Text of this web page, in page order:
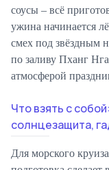
соусы – всё
ужина начинается
смех под звёздным
по заливу Пханг
атмосферой
Что взять с
солнцезащита,
Для морского